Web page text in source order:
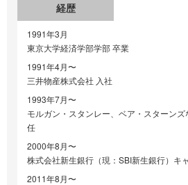
経歴
1991年3月
東京大学経済学部学部 卒業
1991年4月〜
三井物産株式会社 入社
1993年7月〜
モルガン・スタンレー、ベア・スターン
任
2000年8月〜
株式会社新生銀行（現：SBI新生銀行）キ
2011年8月〜